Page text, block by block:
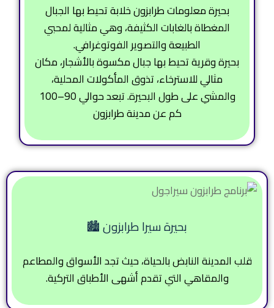
بحيرة معلومات طرابزون خلابة تحيط بها الجبال
المغطاة بالغابات الكثيفة، وهي مثالية لمحبي
الطبيعة والتصوير الفوتوغرافي.
بحيرة وقرية تحيط بها جبال مكسوة بالأشجار، مكان
مثالي للاسترخاء، تذوق المأكولات المحلية،
والمشي على طول البحيرة. تبعد حوالي 90–100
كم عن مدينة طرابزون
بحيرة سيرا طرابزون 🏙️
قلب المدينة النابض بالحياة، حيث تجد الأسواق والمطاعم
والمقاهي التي تقدم أشهى الأطباق التركية.